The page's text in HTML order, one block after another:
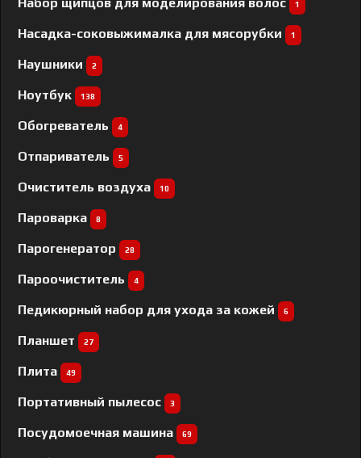
Набор щипцов для моделирования волос 1
Насадка-соковыжималка для мясорубки 1
Наушники 2
Ноутбук 138
Обогреватель 4
Отпариватель 5
Очиститель воздуха 10
Пароварка 8
Парогенератор 28
Пароочиститель 4
Педикюрный набор для ухода за кожей 6
Планшет 27
Плита 49
Портативный пылесос 3
Посудомоечная машина 69